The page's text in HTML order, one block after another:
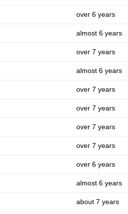
over 6 years
almost 6 years
over 7 years
almost 6 years
over 7 years
over 7 years
over 7 years
over 7 years
over 6 years
almost 6 years
about 7 years